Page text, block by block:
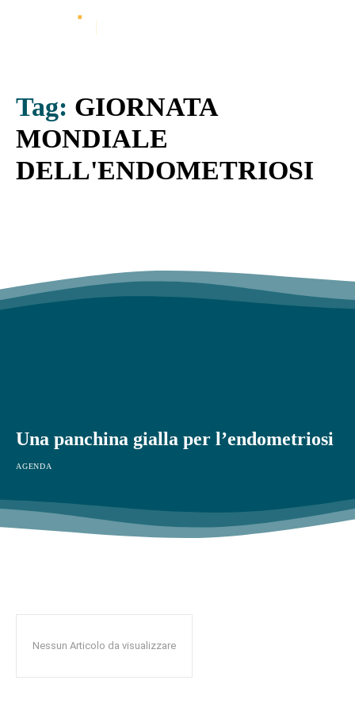
Tag: GIORNATA
MONDIALE
DELL'ENDOMETRIOSI
Una panchina gialla per l’endometriosi
AGENDA
Nessun Articolo da visualizzare